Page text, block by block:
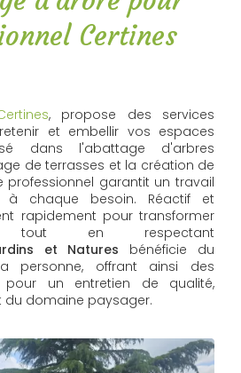
Certines
, propose des services
et embellir vos espaces
dans l'abattage d'arbres
de terrasses et la création de
professionnel garantit un travail
chaque besoin. Réactif et
rapidement pour transformer
tout en respectant
et Natures bénéficie du
personne, offrant ainsi des
pour un entretien de qualité,
du domaine paysager.